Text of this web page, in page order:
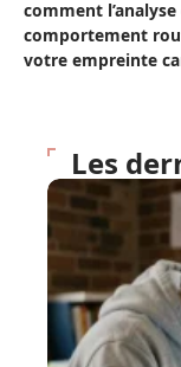
comment l’analyse
comportement
votre empreinte
Les